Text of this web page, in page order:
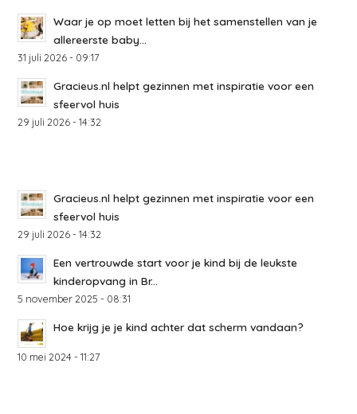
Waar je op moet letten bij het samenstellen van je
allereerste baby...
31 juli 2026 - 09:17
Gracieus.nl helpt gezinnen met inspiratie voor een
sfeervol huis
29 juli 2026 - 14:32
Gracieus.nl helpt gezinnen met inspiratie voor een
sfeervol huis
29 juli 2026 - 14:32
Een vertrouwde start voor je kind bij de leukste
kinderopvang in Br...
5 november 2025 - 08:31
Hoe krijg je je kind achter dat scherm vandaan?
10 mei 2024 - 11:27